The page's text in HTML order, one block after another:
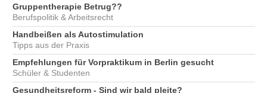
Gruppentherapie Betrug??
Berufspolitik & Arbeitsrecht
Handbeißen als Autostimulation
Tipps aus der Praxis
Empfehlungen für Vorpraktikum in Berlin gesucht
Schüler & Studenten
Gesundheitsreform - Sind wir bald pleite?